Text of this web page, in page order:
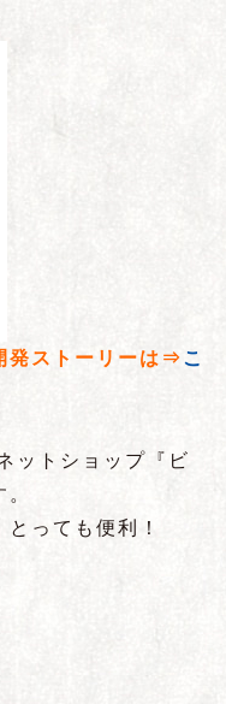
発ストーリーは⇒こ
ットショップ『ビ
っても便利！